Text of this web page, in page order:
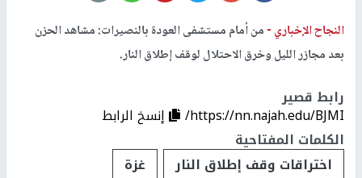
النجاح الإخباري -من أمام مستشفى العودة بالنصيرات: مشاهد الحزن
بعد مجازر الليل وخرق الاحتلال لوقف إطلاق النار.
رابط قصير
https://nn.najah.edu/BJMI/
إنسخ الرابط
الكلمات المفتاحية
اختراقات وقف إطلاق النار
غزة